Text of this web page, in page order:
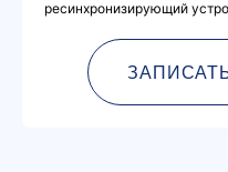
ресинхронизирующий